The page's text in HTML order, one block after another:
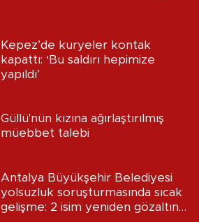
Kepez’de kuryeler kontak
kapattı: ‘Bu saldırı hepimize
yapıldı’
Güllü'nün kızına ağırlaştırılmış
müebbet talebi
Antalya Büyükşehir Belediyesi
yolsuzluk soruşturmasında sıcak
gelişme: 2 isim yeniden gözaltına